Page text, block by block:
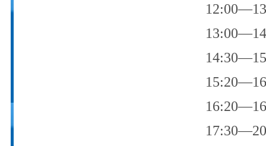
12:00—
13:00—
14:30—
15:20—
16:20—
17:30—